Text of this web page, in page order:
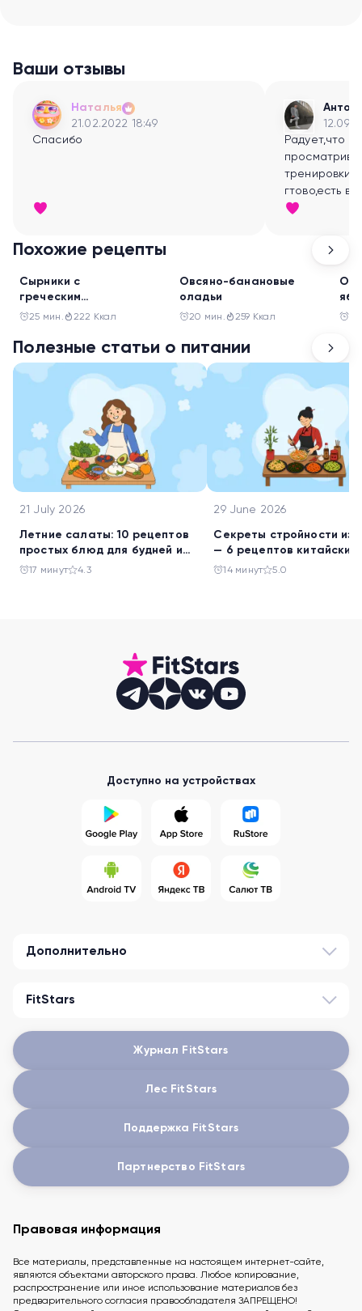
Ваши отзывы
Наталья
21.02.2022 18:49
Спасибо
Антон
Радует,что
тренировки-
гтово,есть
заниматься:)
Похожие рецепты
Завтрак
Сырники с
греческим
йогуртом и свежими
25 мин. 222 Ккал
Завтрак
Овсяно-банановые
оладьи
20 мин. 259 Ккал
Полезные статьи о питании
21 July 2026
Летние салаты: 10 рецептов
простых блюд для будней и
праздника
17 минут 4.3
29 June 2026
Секреты стройности из
— 6 рецептов китайских
салатов
14 минут 5.0
Доступно на устройствах
Дополнительно
FitStars
Журнал FitStars
Лес FitStars
Поддержка FitStars
Партнерство FitStars
Правовая информация
Все материалы, представленные на настоящем интернет-сайте,
являются объектами авторского права. Любое копирование,
распространение или иное использование материалов без
предварительного согласия правообладателя ЗАПРЕЩЕНО!